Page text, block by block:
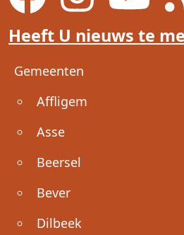
Heeft U nieuws te
Voet
Gemeenten
Affligem
Asse
Beersel
Bever
Dilbeek